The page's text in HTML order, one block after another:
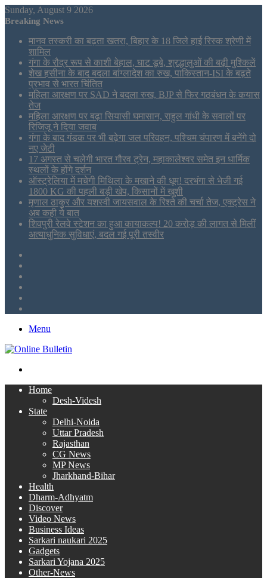
Sunday, August 9 2026
Breaking News
मानव तस्करी का बढ़ता खतरा, बिहार के 18 जिले हाई रिस्क श्रेणी में
शामिल
गंगा के रौद्र रूप से काशी बेहाल, घाट डूबे, श्रद्धालुओं की बढ़ी मुश्किलें
शेख हसीना के बाद बदला बांग्लादेश का रुख, पाकिस्तान-ISI के बढ़ते
प्रभाव से भारत चिंतित
महिला आरक्षण पर SAD ने बदला रुख, BJP से फिर गठबंधन के कयास
तेज
महिला आरक्षण पर बढ़ा सियासी घमासान, राहुल गांधी के सवालों पर
रिजिजू ने दिया जवाब
गंगा के बाद गंडक पर भी बढ़ेगा जल परिवहन, पश्चिम चंपारण में बनेंगे दो
नए जेटी
17 अगस्त से चलेगी भारत गौरव ट्रेन, महाकालेश्वर समेत इन धार्मिक
स्थलों के होंगे दर्शन
ऑस्ट्रेलिया में मचेगी मिथिला के मखाने की धूम! दरभंगा से भेजी गई
1800 KG की पहली बड़ी खेप, किसानों में खुशी
मृणाल ठाकुर और यशस्वी जायसवाल के रिश्ते की चर्चा तेज, एक्ट्रेस ने
अब कही ये बात
शिवपुरी रेलवे स्टेशन का हुआ कायाकल्प! 20 करोड़ की लागत से मिलीं
अत्याधुनिक सुविधाएं, बदल गई पूरी तस्वीर
Menu
Home
Desh-Videsh
State
Delhi-Noida
Uttar Pradesh
Rajasthan
CG News
MP News
Jharkhand-Bihar
Health
Dharm-Adhyatm
Discover
Video News
Business Ideas
Sarkari naukari 2025
Gadgets
Sarkari Yojana 2025
Other-News